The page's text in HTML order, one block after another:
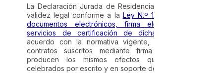
La Declaración Jurada de Residencia cuenta con
validez legal conforme a la Ley N.º 19.799 sobre
documentos electrónicos, firma electrónica y
servicios de certificación de dicha firma
acuerdo con la normativa vigente, los actos y
contratos suscritos mediante firma electrónica
producen los mismos efectos que aquellos
celebrados por escrito y en soporte de papel.